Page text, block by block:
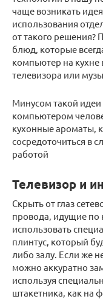
чаще возникать
использования
от такого решения?
блюд, которые
компьютер на кухне
телевизора или
Минусом такой идеи
компьютером
кухонные ароматы,
сосредоточиться в
работой
Телевизор и
Скрыть от глаз
провода, идущие по
использовать
плинтус, который
либо залу. Если же
можно аккуратно
используя
штакетника, как на